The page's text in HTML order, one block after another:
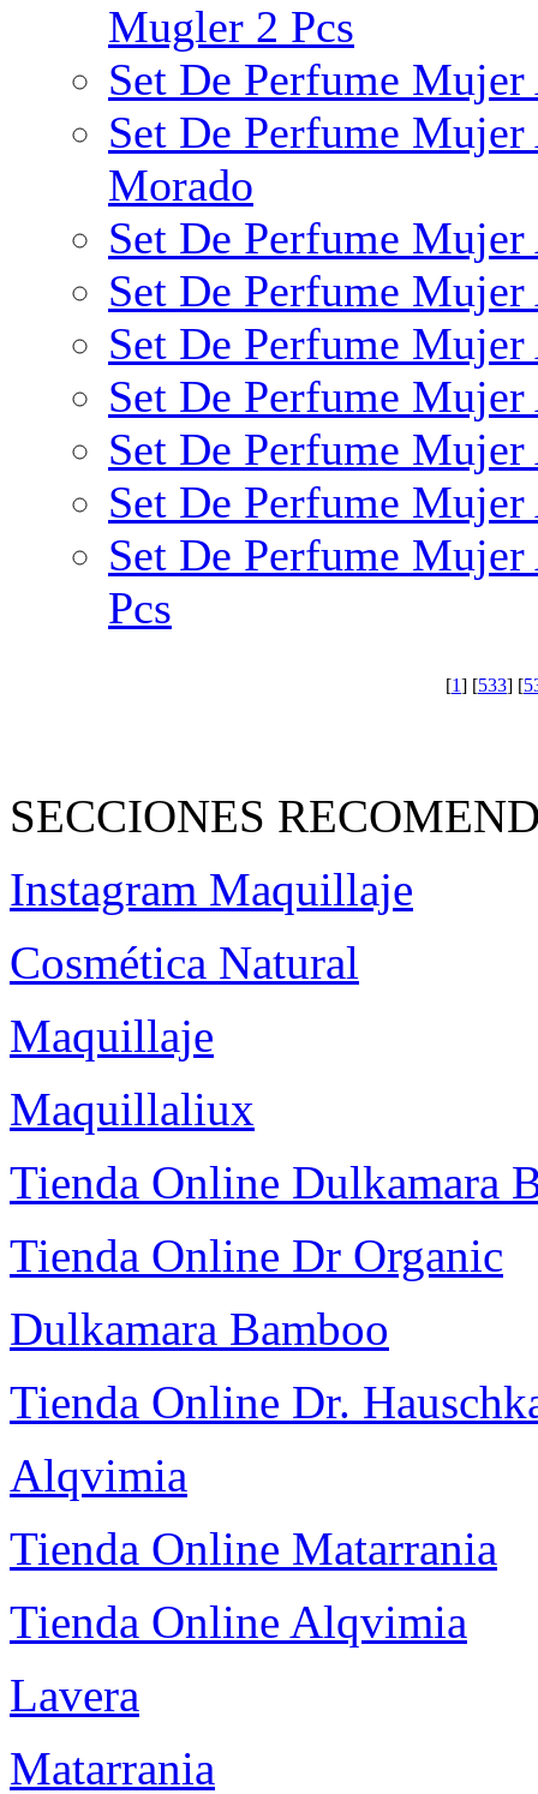
Mugler 2 Pcs
Set De Perfume
Set De Perfume
Morado
Set De Perfume
Set De Perfume
Set De Perfume
Set De Perfume Mujer
Set De Perfume Mujer
Set De Perfume
Set De Perfume
Pcs
[1] [533] [
SECCIONES
Instagram Maquillaje
Cosmética Natural
Maquillaje
Maquillaliux
Tienda Online Dulkamara
Tienda Online Dr Organic
Dulkamara Bamboo
Tienda Online Dr.
Alqvimia
Tienda Online Matarrania
Tienda Online Alqvimia
Lavera
Matarrania